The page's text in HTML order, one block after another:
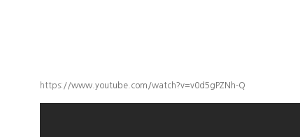
https://www.youtube.com/watch?v=v0d5gPZNh-Q